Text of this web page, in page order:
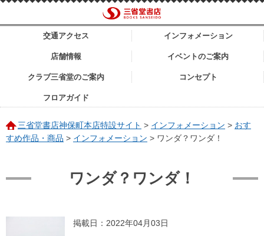
交通アクセス インフォメーション
店舗情報 イベントのご案内
クラブ三省堂のご案内 コンセプト
フロアガイド
三省堂書店神保町本店特設サイト > インフォメーション > おす
すめ作品・商品 > インフォメーション > ワンダ？ワンダ！
ワンダ？ワンダ！
掲載日：2022年04月03日